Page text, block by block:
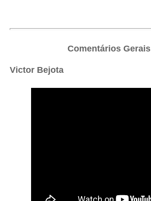
Comentários Gerais
Victor Bejota